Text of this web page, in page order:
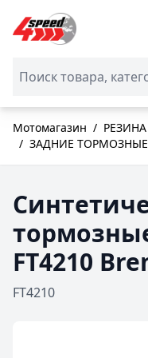
Skip to Content
Мотомагазин /
/ ЗАДНИЕ
FT4210
FT4210